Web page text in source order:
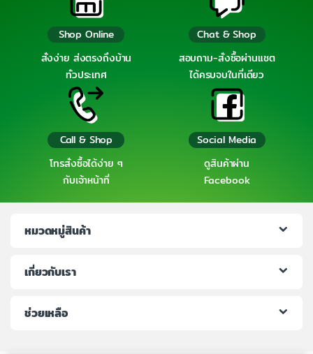
Shop Online
สั่งง่าย ส่งตรงถึงบ้าน
ทั่วประเทศ
Chat & Shop
สอบถาม-สั่งซื้อผ่านแชต
ได้ครบจบในที่เดียว
Call & Shop
โทรสั่งซื้อได้ง่าย ๆ
กับเจ้าหน้าที่
Social Media
ดูสินค้าผ่าน
Facebook
หมวดหมู่สินค้า
เกี่ยวกับเรา
ช่วยเหลือ